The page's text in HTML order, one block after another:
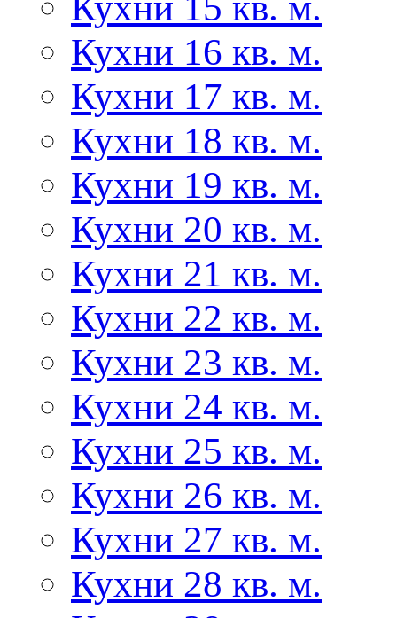
Кухни 16 кв. м.
Кухни 17 кв. м.
Кухни 18 кв. м.
Кухни 19 кв. м.
Кухни 20 кв. м.
Кухни 21 кв. м.
Кухни 22 кв. м.
Кухни 23 кв. м.
Кухни 24 кв. м.
Кухни 25 кв. м.
Кухни 26 кв. м.
Кухни 27 кв. м.
Кухни 28 кв. м.